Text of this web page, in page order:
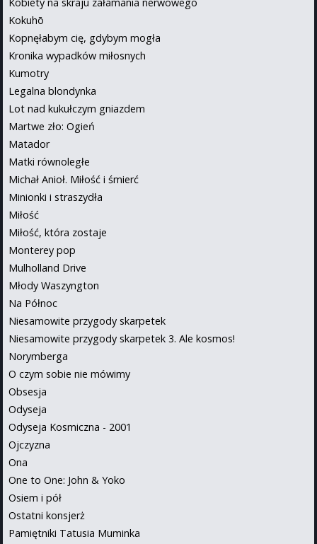
Kokuhō
Kopnęłabym cię, gdybym mogła
Kronika wypadków miłosnych
Kumotry
Legalna blondynka
Lot nad kukułczym gniazdem
Martwe zło: Ogień
Matador
Matki równoległe
Michał Anioł. Miłość i śmierć
Minionki i straszydła
Miłość
Miłość, która zostaje
Monterey pop
Mulholland Drive
Młody Waszyngton
Na Północ
Niesamowite przygody skarpetek
Niesamowite przygody skarpetek 3. Ale kosmos!
Norymberga
O czym sobie nie mówimy
Obsesja
Odyseja
Odyseja Kosmiczna - 2001
Ojczyzna
Ona
One to One: John & Yoko
Osiem i pół
Ostatni konsjerż
Pamiętniki Tatusia Muminka